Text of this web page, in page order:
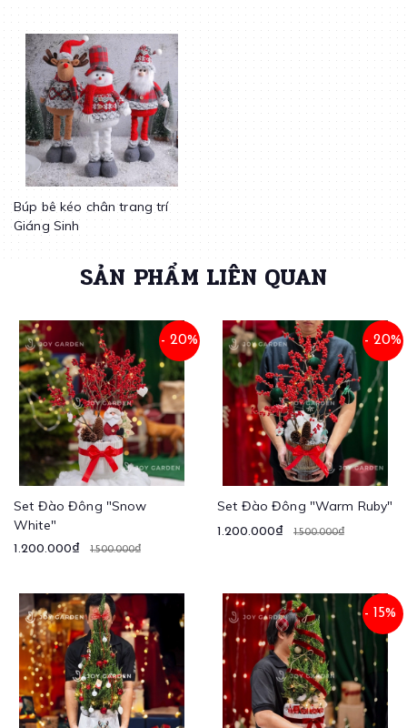
Búp bê kéo chân trang trí
Giáng Sinh
SẢN PHẨM LIÊN QUAN
- 20%
Set Đào Đông "Snow
White"
1.200.000₫ 1.500.000₫
- 20%
Set Đào Đông "Warm Ruby"
1.200.000₫ 1.500.000₫
- 15%